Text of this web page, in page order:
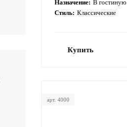
Назначение: В гостиную
Стиль: Классические
Купить
арт. 4000